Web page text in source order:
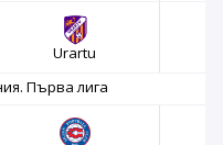
Urartu
Първа лига